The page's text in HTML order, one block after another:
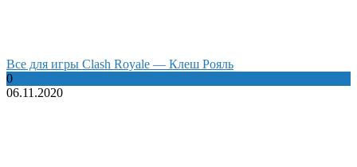
Все для игры Clash Royale — Клеш Рояль
0
06.11.2020